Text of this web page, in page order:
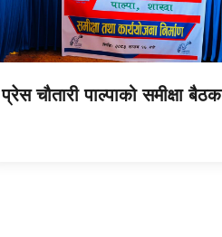
प्रेस चौतारी पाल्पाको समीक्षा बैठक